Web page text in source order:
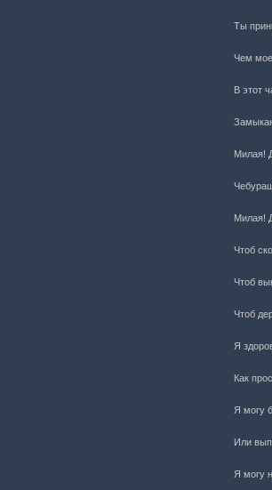
Ты
Чем мое
В этот
Милая!
Милая!
Чтоб
Чтоб
Чтоб
Я
Как
Я могу
Или
Я могу